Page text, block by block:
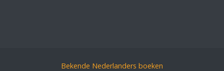
Bekende Nederlanders boeken